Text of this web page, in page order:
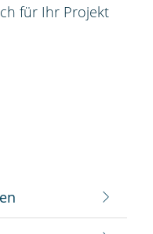
für Ihr Projekt